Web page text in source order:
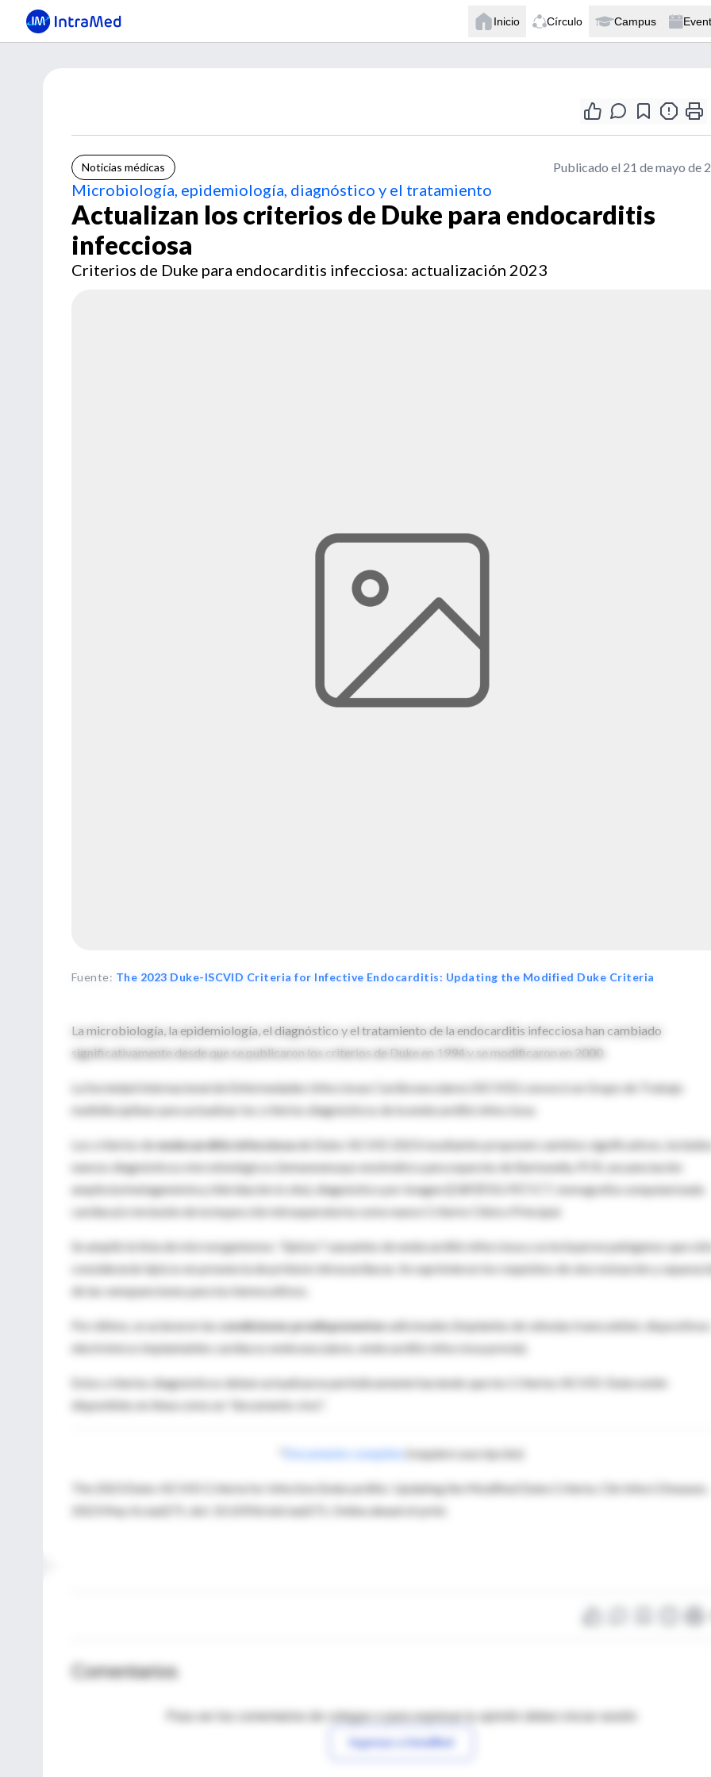
Inicio Círculo Campus
Noticias médicas Publicado el 21 de mayo de
Microbiología, epidemiología, diagnóstico y el tratamiento
Actualizan los criterios de Duke para endocarditis
infecciosa
Criterios de Duke para endocarditis infecciosa: actualización 2023
Fuente: The 2023 Duke-ISCVID Criteria for Infective Endocarditis: Updating the Modified Duke Criteria
La microbiología, la epidemiología, el diagnóstico y el tratamiento de la endocarditis infecciosa han cambiado
significativamente desde que se publicaron los criterios de Duke en 1994 y se modificaron en 2000.
La Sociedad Internacional de Enfermedades Infecciosas Cardiovasculares (ISCVID) convocó un Grupo de Trabajo
multidisciplinar para actualizar los criterios diagnósticos de la endocarditis infecciosa.
Los criterios deendocarditis infecciosade Duke-ISCVID 2023 resultantes proponen cambios significativos, incluidos
nuevos diagnósticos microbiológicos (inmunoensayo enzimático para especies de Bartonella, PCR, secuenciación
amplicón/metagenómica, hibridación in situ), diagnóstico por imagen ([18F]FDG PET/CT, tomografía computarizada
cardiaca) e inclusión de la inspección intraoperatoria como nuevo Criterio Clínico Principal.
Se amplió la lista de microorganismos "típicos"
causantes de endocarditis infecciosa y se incluyeron patógenos que sólo
considerarán típicos en presencia de prótesis intracardiacas. Se suprimieron los requisitos de sincronización y
de las venopunciones para los hemocultivos.
Por último, se aclararon las condiciones predisponentesadicionales (implantes de válvulas transcatéter, dispositivos
electrónicos implantables cardíacos endovasculares, endocarditis infecciosa previa).
Estos criterios diagnósticos deben actualizarse periódicamente haciendo que los Criterios ISCVID-Duke estén
disponibles en línea como un "documento vivo".
Documento completo (requiere suscripción)
The 2023 Duke-ISCVID Criteria for Infective Endocarditis: Updating the Modified Duke Criteria. Clin Infect Diseases.
2023 May 4;ciad271. doi: 10.1093/cid/ciad271. Online ahead of print.
Comentarios
Para ver los comentarios de colegas o para expresar tu opinión debes iniciar sesión
Ingresar a IntraMed